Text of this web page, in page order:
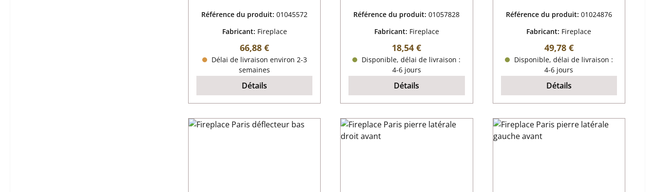
Référence du produit:01045572
Fabricant: Fireplace
Prix régulier :
66,88 €
Délai de livraison environ 2-3
semaines
Détails
Référence du produit:01057828
Fabricant: Fireplace
Prix régulier :
18,54 €
Disponible, délai de livraison :
4-6 jours
Détails
Référence du produit: 01024876
Fabricant: Fireplace
Prix régulier :
49,78 €
Disponible, délai de livraison :
4-6 jours
Détails